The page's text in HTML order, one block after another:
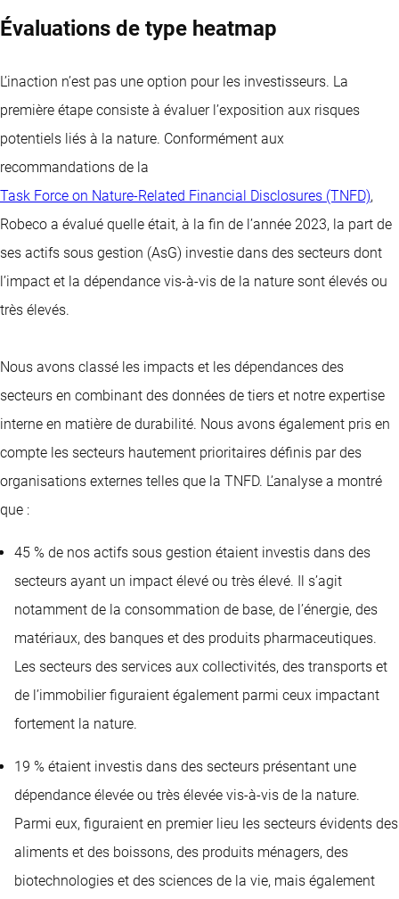
Évaluations de type heatmap
L’inaction n’est pas une option pour les investisseurs. La
première étape consiste à évaluer l’exposition aux risques
potentiels liés à la nature. Conformément aux
recommandations de la
Task Force on Nature-Related Financial Disclosures (TNFD),
Robeco a évalué quelle était, à la fin de l’année 2023, la part de
ses actifs sous gestion (AsG) investie dans des secteurs dont
l’impact et la dépendance vis-à-vis de la nature sont élevés ou
très élevés.
Nous avons classé les impacts et les dépendances des
secteurs en combinant des données de tiers et notre expertise
interne en matière de durabilité. Nous avons également pris en
compte les secteurs hautement prioritaires définis par des
organisations externes telles que la TNFD. L’analyse a montré
que :
45 % de nos actifs sous gestion étaient investis dans des
secteurs ayant un impact élevé ou très élevé. Il s’agit
notamment de la consommation de base, de l’énergie, des
matériaux, des banques et des produits pharmaceutiques.
Les secteurs des services aux collectivités, des transports et
de l’immobilier figuraient également parmi ceux impactant
fortement la nature.
19 % étaient investis dans des secteurs présentant une
dépendance élevée ou très élevée vis-à-vis de la nature.
Parmi eux, figuraient en premier lieu les secteurs évidents des
aliments et des boissons, des produits ménagers, des
biotechnologies et des sciences de la vie, mais également